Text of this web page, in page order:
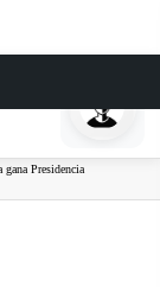
Presidencia